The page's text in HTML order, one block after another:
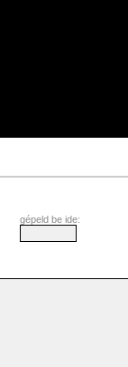
gépeld be ide: